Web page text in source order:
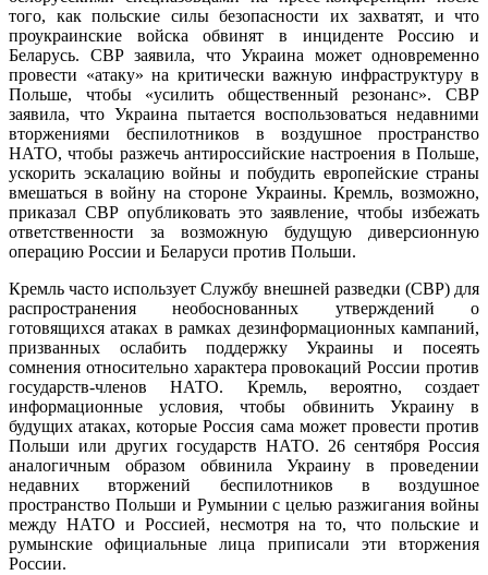
того, как польские силы безопасности их захватят, и что
проукраинские войска обвинят в инциденте Россию и
Беларусь. СВР заявила, что Украина может одновременно
провести «атаку» на критически важную инфраструктуру в
Польше, чтобы «усилить общественный резонанс». СВР
заявила, что Украина пытается воспользоваться недавними
вторжениями беспилотников в воздушное пространство
НАТО, чтобы разжечь антироссийские настроения в Польше,
ускорить эскалацию войны и побудить европейские страны
вмешаться в войну на стороне Украины. Кремль, возможно,
приказал СВР опубликовать это заявление, чтобы избежать
ответственности за возможную будущую диверсионную
операцию России и Беларуси против Польши.
Кремль часто использует Службу внешней разведки (СВР) для
распространения необоснованных утверждений о
готовящихся атаках в рамках дезинформационных кампаний,
призванных ослабить поддержку Украины и посеять
сомнения относительно характера провокаций России против
государств-членов НАТО. Кремль, вероятно, создает
информационные условия, чтобы обвинить Украину в
будущих атаках, которые Россия сама может провести против
Польши или других государств НАТО. 26 сентября Россия
аналогичным образом обвинила Украину в проведении
недавних вторжений беспилотников в воздушное
пространство Польши и Румынии с целью разжигания войны
между НАТО и Россией, несмотря на то, что польские и
румынские официальные лица приписали эти вторжения
России.